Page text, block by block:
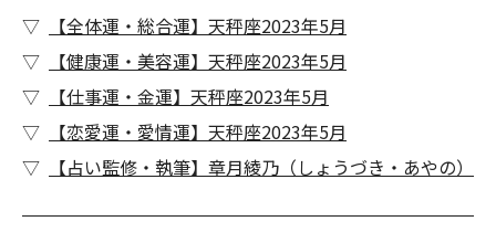
【全体運・総合運】天秤座2023年5月
【健康運・美容運】天秤座2023年5月
【仕事運・金運】天秤座2023年5月
【恋愛運・愛情運】天秤座2023年5月
【占い監修・執筆】章月綾乃（しょうづき・あやの）